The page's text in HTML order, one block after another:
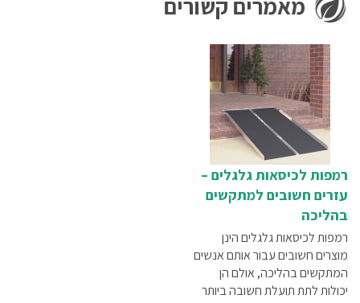
מאמרים קשורים
רמפות לכיסאות גלגלים –
עזרים חשובים למתקשים
בהליכה
רמפות לכיסאות גלגלים הינן
מוצרים חשובים עבור אותם אנשים
המתקשים בהליכה, אולם הן
יכולות לתת תועלת חשובה ביותר